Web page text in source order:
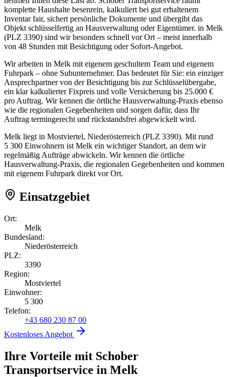
komplette Haushalte besenrein, kalkuliert bei gut erhaltenem
Inventar fair, sichert persönliche Dokumente und übergibt das
Objekt schlüsselfertig an Hausverwaltung oder Eigentümer. in Melk
(PLZ 3390) sind wir besonders schnell vor Ort – meist innerhalb
von 48 Stunden mit Besichtigung oder Sofort-Angebot.
Wir arbeiten in Melk mit eigenem geschultem Team und eigenem
Fuhrpark – ohne Subunternehmer. Das bedeutet für Sie: ein einziger
Ansprechpartner von der Besichtigung bis zur Schlüsselübergabe,
ein klar kalkulierter Fixpreis und volle Versicherung bis 25.000 €
pro Auftrag. Wir kennen die örtliche Hausverwaltung-Praxis ebenso
wie die regionalen Gegebenheiten und sorgen dafür, dass Ihr
Auftrag termingerecht und rückstandsfrei abgewickelt wird.
Melk liegt in Mostviertel, Niederösterreich (PLZ 3390). Mit rund
5 300 Einwohnern ist Melk ein wichtiger Standort, an dem wir
regelmäßig Aufträge abwickeln. Wir kennen die örtliche
Hausverwaltung-Praxis, die regionalen Gegebenheiten und kommen
mit eigenem Fuhrpark direkt vor Ort.
Einsatzgebiet
Ort:
Melk
Bundesland:
Niederösterreich
PLZ:
3390
Region:
Mostviertel
Einwohner:
5 300
Telefon:
+43 680 230 87 00
Kostenloses Angebot
Ihre Vorteile mit Schober
Transportservice in Melk